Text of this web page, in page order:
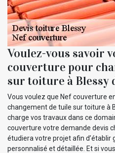
Voulez-vous savoir
couverture pour
sur toiture à Blessy
Vous voulez que Nef couverture
changement de tuile sur toiture à
charge vos travaux dans ce
couverture votre demande devis
étudiera votre projet afin
personnalisé et détaillée. Et si